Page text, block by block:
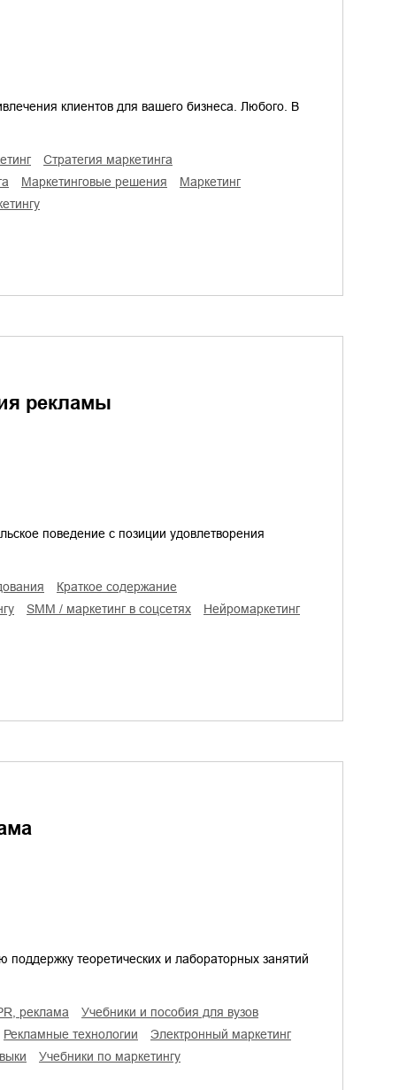
клиентов для вашего бизнеса. Любого. В
стратегия маркетинга
маркетинговые решения
маркетинг
рекламы
поведение с позиции удовлетворения
краткое содержание
SMM / маркетинг в соцсетях нейромаркетинг
теоретических и лабораторных занятий
реклама
учебники и пособия для вузов
рекламные технологии
электронный маркетинг
учебники по маркетингу